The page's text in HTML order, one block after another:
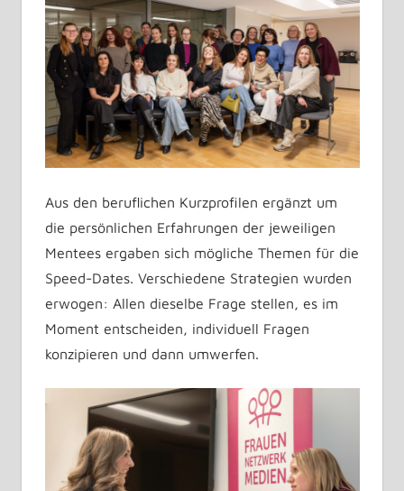
Aus den beruflichen Kurzprofilen ergänzt um
die persönlichen Erfahrungen der jeweiligen
Mentees ergaben sich mögliche Themen für die
Speed-Dates. Verschiedene Strategien wurden
erwogen: Allen dieselbe Frage stellen, es im
Moment entscheiden, individuell Fragen
konzipieren und dann umwerfen.